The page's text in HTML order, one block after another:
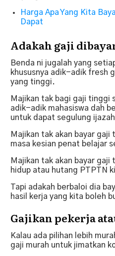
Harga Apa Yang Kita
Dapat
Adakah gaji
Benda ni jugalah yang
khususnya adik-adik fresh
yang tinggi.
Majikan tak bagi gaji tinggi
adik-adik mahasiswa dah
untuk dapat segulung
Majikan tak akan bayar
masa kesian penat belajar
Majikan tak akan bayar gaji
hidup atau hutang PTPTN
Tapi adakah berbaloi dia
hasil kerja yang kita boleh
Gajikan pekerja
Kalau ada pilihan lebih
gaji murah untuk jimatkan